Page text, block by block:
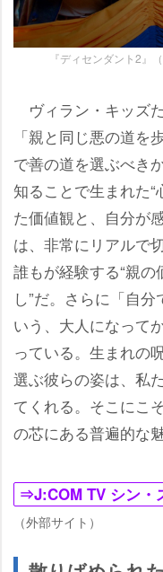
『ディセンダント2』
ヴィラン・キッズ
「親と同じ悪の道を
で善の道を選ぶべき
知ることで生まれた
た価値観と、自分が
は、非常にリアルで
誰もが経験する“親の
し”だ。さらに「自
いう、大人になって
っている。生まれの
選ぶ彼らの姿は、私
てくれる。そこにこ
の芯にある普遍的な魅
⇒J:COM TV シン・
（外部サイト）